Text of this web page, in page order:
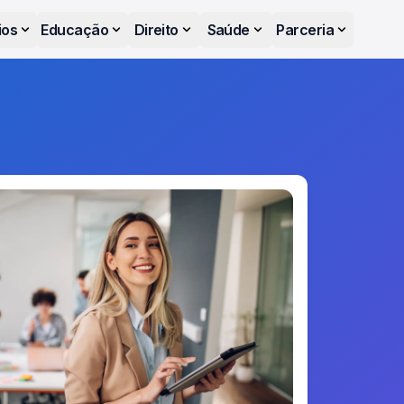
Educação Direito Saúde Parceria